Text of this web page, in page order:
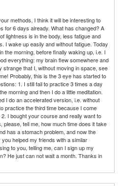
methods, I think it will be interesting to
for 6 days already. What has changed? A
lightness is in the body, less fatigue and
I wake up easily and without fatigue. Today
the morning, before finally waking up, i.e. I
everything: my brain flew somewhere and
that I, without moving in space, see
Probably, this is the 3 eye has started to
1. I still fail to practice 3 times a day
morning and then I do a little meditation.
I do an accelerated version, i.e. without
practice the third time because I come
I bought your course and really want to
please, tell me, how much time does it take
has a stomach problem, and now the
helped my friends with a similar
to you, telling me, can I sign up my
He just can not wait a month. Thanks in